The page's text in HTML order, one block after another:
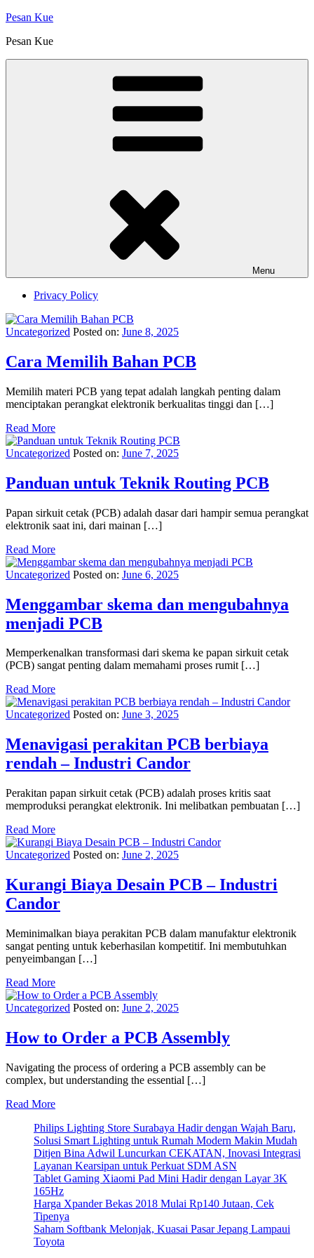
Skip
content
Pesan Kue
Pesan Kue
Menu
Privacy Policy
Uncategorized Posted on: June 8, 2025
Cara Memilih Bahan PCB
Memilih materi PCB yang tepat adalah langkah penting dalam
menciptakan perangkat elektronik berkualitas tinggi dan […]
Read More
Uncategorized Posted on: June 7, 2025
Panduan untuk Teknik Routing PCB
Papan sirkuit cetak (PCB) adalah dasar dari hampir semua perangkat
elektronik saat ini, dari mainan […]
Read More
Uncategorized Posted on: June 6, 2025
Menggambar skema dan mengubahnya
menjadi PCB
Memperkenalkan transformasi dari skema ke papan sirkuit cetak
(PCB) sangat penting dalam memahami proses rumit […]
Read More
Uncategorized Posted on: June 3, 2025
Menavigasi perakitan PCB berbiaya
rendah – Industri Candor
Perakitan papan sirkuit cetak (PCB) adalah proses kritis saat
memproduksi perangkat elektronik. Ini melibatkan pembuatan […]
Read More
Uncategorized Posted on: June 2, 2025
Kurangi Biaya Desain PCB – Industri
Candor
Meminimalkan biaya perakitan PCB dalam manufaktur elektronik
sangat penting untuk keberhasilan kompetitif. Ini membutuhkan
penyeimbangan […]
Read More
Uncategorized Posted on: June 2, 2025
How to Order a PCB Assembly
Navigating the process of ordering a PCB assembly can be
complex, but understanding the essential […]
Read More
Philips Lighting Store Surabaya Hadir dengan Wajah Baru,
Solusi Smart Lighting untuk Rumah Modern Makin Mudah
Ditjen Bina Adwil Luncurkan CEKATAN, Inovasi Integrasi
Layanan Kearsipan untuk Perkuat SDM ASN
Tablet Gaming Xiaomi Pad Mini Hadir dengan Layar 3K
165Hz
Harga Xpander Bekas 2018 Mulai Rp140 Jutaan, Cek
Tipenya
Saham Softbank Melonjak, Kuasai Pasar Jepang Lampaui
Toyota